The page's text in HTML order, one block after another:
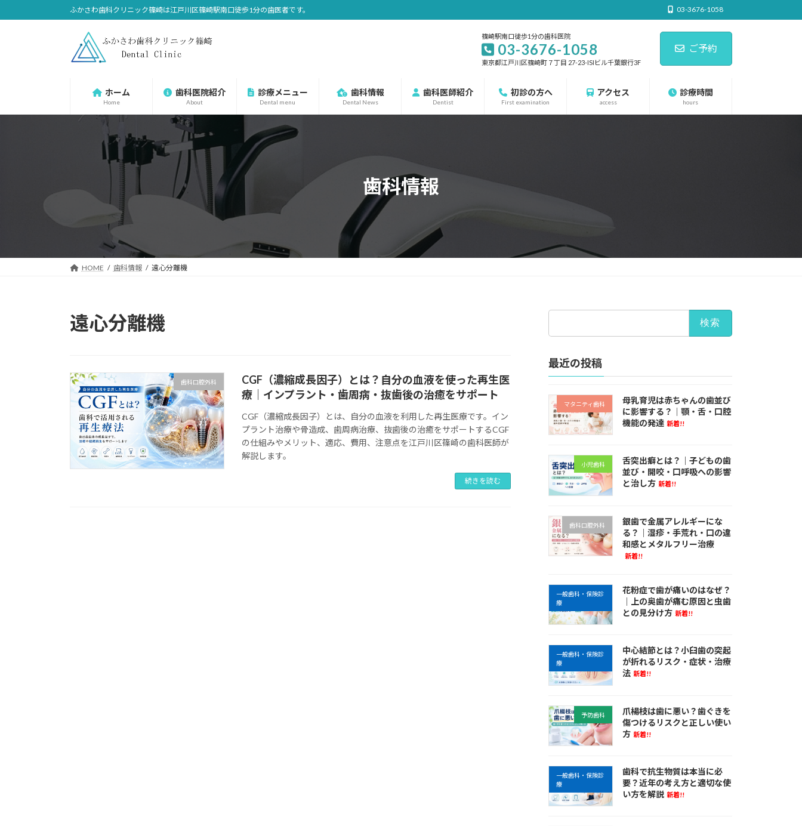
ン
ビ
ふかさわ歯科クリニック篠崎は江戸川区篠崎駅南口徒歩1分の歯医者です。 03-3676-1058
篠崎駅南口徒歩1分の歯科医院
03-3676-1058
東京都江戸川区篠崎町７丁目 27-23-ISIビル千葉銀行3F
ご予約
ホーム
Home
歯科医院紹介
About
診療メニュー
Dental menu
歯科情報
Dental News
歯科医師紹介
Dentist
初診の方へ
First examination
アクセス
access
診療時間
hours
歯科情報
HOME 歯科情報 遠心分離機
遠心分離機
歯科口腔外科
CGF（濃縮成長因子）とは？自分の血液を使った再生医
療｜インプラント・歯周病・抜歯後の治癒をサポート
CGF（濃縮成長因子）とは、自分の血液を利用した再生医療です。イン
プラント治療や骨造成、歯周病治療、抜歯後の治癒をサポートするCGF
の仕組みやメリット、適応、費用、注意点を江戸川区篠崎の歯科医師が
解説します。
続きを読む
最近の投稿
マタニティ歯科
母乳育児は赤ちゃんの歯並び
に影響する？｜顎・舌・口腔
機能の発達 新着!!
小児歯科
舌突出癖とは？｜子どもの歯
並び・開咬・口呼吸への影響
と治し方 新着!!
歯科口腔外科
銀歯で金属アレルギーにな
る？｜湿疹・手荒れ・口の違
和感とメタルフリー治療
新着!!
一般歯科・保険診
療
花粉症で歯が痛いのはなぜ？
｜上の奥歯が痛む原因と虫歯
との見分け方 新着!!
一般歯科・保険診
療
中心結節とは？小臼歯の突起
が折れるリスク・症状・治療
法 新着!!
予防歯科
爪楊枝は歯に悪い？歯ぐきを
傷つけるリスクと正しい使い
方 新着!!
一般歯科・保険診
療
歯科で抗生物質は本当に必
要？近年の考え方と適切な使
い方を解説 新着!!